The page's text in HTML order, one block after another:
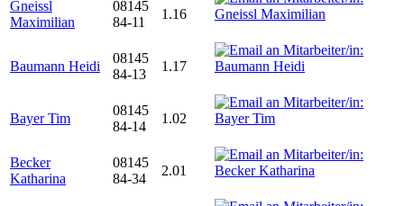
Gneissl
Maximilian
08145
84-11
1.16
Baumann Heidi
08145
84-13
1.17
Bayer Tim
08145
84-14
1.02
Becker
Katharina
08145
84-34
2.01